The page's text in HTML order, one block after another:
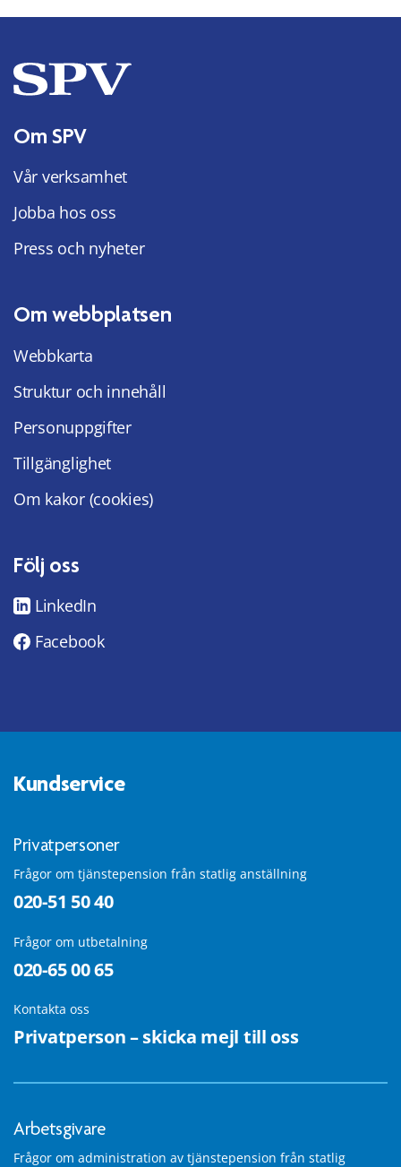
Om SPV
Vår verksamhet
Jobba hos oss
Press och nyheter
Om webbplatsen
Webbkarta
Struktur och innehåll
Personuppgifter
Tillgänglighet
Om kakor (cookies)
Följ oss
LinkedIn
Facebook
Kundservice
Privatpersoner
Frågor om tjänstepension från statlig anställning
020-51 50 40
Frågor om utbetalning
020-65 00 65
Kontakta oss
Privatperson – skicka mejl till oss
Arbetsgivare
Frågor om administration av tjänstepension från statlig